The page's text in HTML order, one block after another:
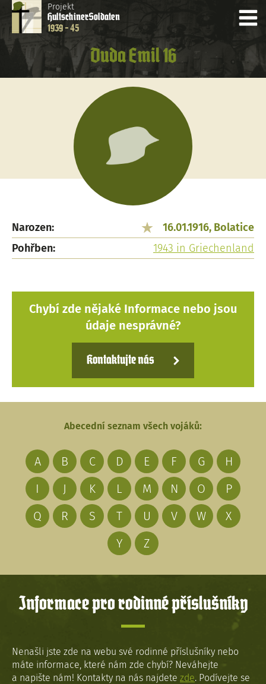
Projekt
HultschinerSoldaten
1939 - 45
Duda Emil 16
Narozen:
16.01.1916, Bolatice
Pohřben:
1943 in Griechenland
Chybí zde nějaké Informace nebo jsou
údaje nesprávné?
Kontaktujte nás
Abecední seznam všech vojáků:
A B C D E F G
H
I
J K L M N O
P
Q
R S T U V W
X
Y
Z
Informace pro rodinné příslušníky
Nenašli jste zde na webu své rodinné příslušníky nebo
máte informace, které nám zde chybí? Neváhejte
a napište nám! Kontakty na nás najdete zde. Podívejte se